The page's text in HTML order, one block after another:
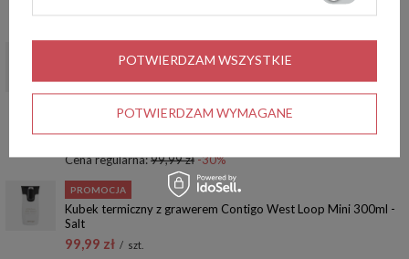
Niebieski
/ szt.
Najniższa cena produktu w okresie 30 dni przed
Cena regularna:99,99 zł-30%
PROMOCJA
Kubek termiczny z grawerem Contigo West Loop Mini 300ml -
Salt
99,99 zł / szt.
POTWIERDZAM WYMAGANE
POTWIERDZAM WSZYSTKIE